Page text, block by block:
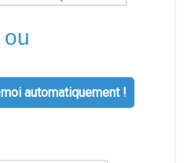
ou
automatiquement !